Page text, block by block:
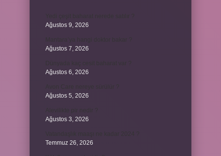
Ağustos 9, 2026
Ağustos 7, 2026
Ağustos 6, 2026
Ağustos 5, 2026
Ağustos 3, 2026
Temmuz 26, 2026